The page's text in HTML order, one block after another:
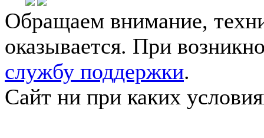
Обращаем внимание,
оказывается. При
службу поддержки.
Сайт ни при каких